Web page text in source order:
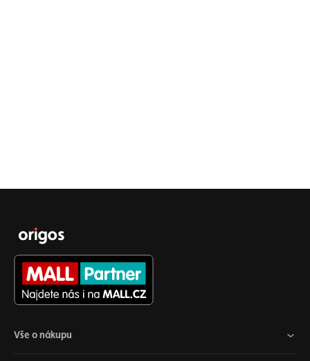
Vše o nákupu